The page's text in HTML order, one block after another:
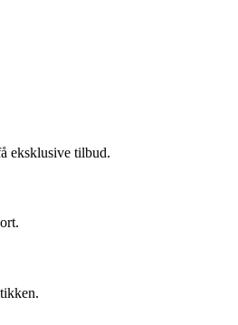
eksklusive tilbud.